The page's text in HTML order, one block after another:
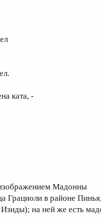
ката, -
Мадонны
Грациоли в районе
на ней же есть